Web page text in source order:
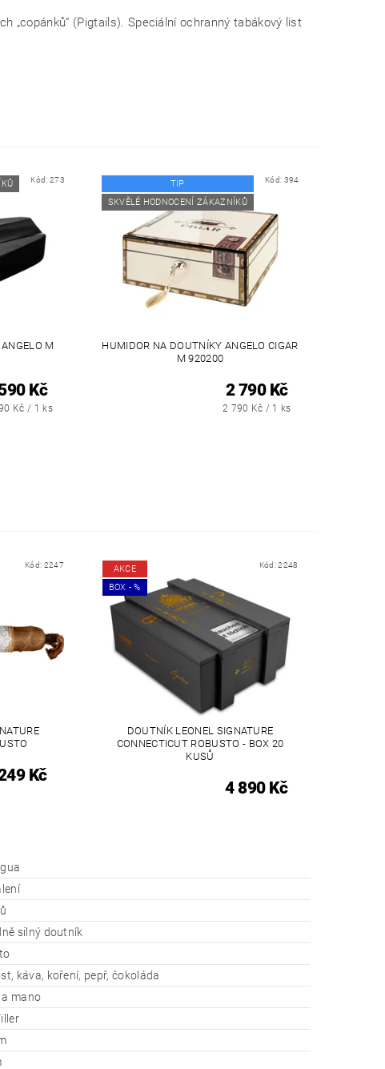
„copánků“ (Pigtails). Speciální ochranný tabákový list
Kód:273
M
Kč
Kč / 1 ks
TIP
SKVĚLÉ HODNOCENÍ ZÁKAZNÍKŮ
Kód: 394
HUMIDOR NA DOUTNÍKY ANGELO CIGAR
M 920200
2 790 Kč
2 790 Kč / 1 ks
Kód: 2247
Kč
AKCE
BOX - %
Kód:2248
DOUTNÍK LEONEL SIGNATURE
CONNECTICUT ROBUSTO - BOX 20
KUSŮ
4 890 Kč
silný doutník
káva, koření, pepř, čokoláda
mano